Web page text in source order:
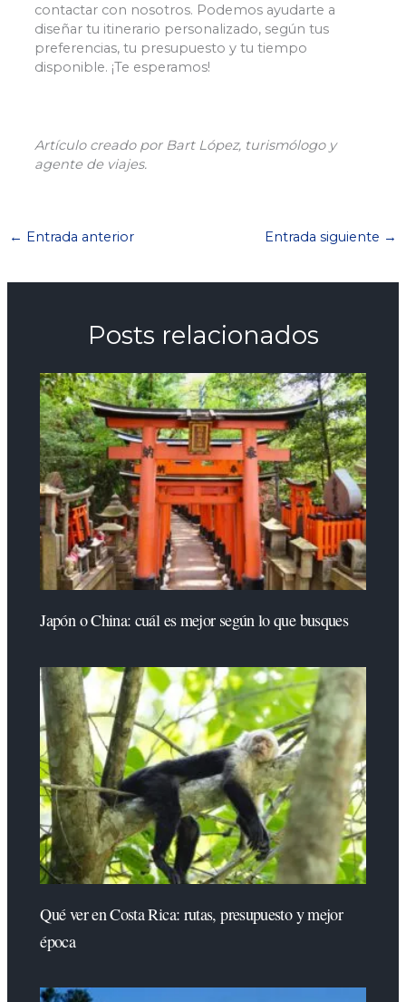
contactar con nosotros. Podemos ayudarte a
diseñar tu itinerario personalizado, según tus
preferencias, tu presupuesto y tu tiempo
disponible. ¡Te esperamos!
Artículo creado por Bart López, turismólogo y
agente de viajes.
← Entrada anterior Entrada siguiente →
Posts relacionados
Japón o China: cuál es mejor según lo que busques
Qué ver en Costa Rica: rutas, presupuesto y mejor
época